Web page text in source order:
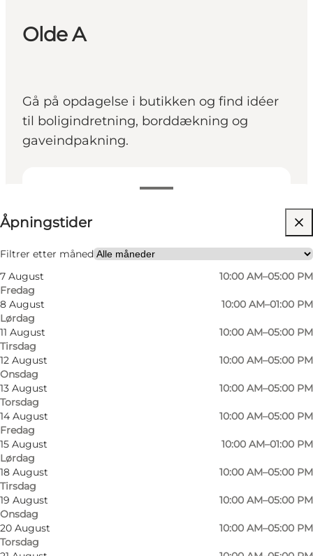
Olde A
Gå på opdagelse i butikken og find idéer
til boligindretning, borddækning og
gaveindpakning.
Åpningstider
Filtrer etter måned
7 August
Fredag
10:00 AM–05:00 PM
8 August
Lørdag
10:00 AM–01:00 PM
11 August
Tirsdag
10:00 AM–05:00 PM
12 August
Onsdag
10:00 AM–05:00 PM
13 August
Torsdag
10:00 AM–05:00 PM
14 August
Fredag
10:00 AM–05:00 PM
15 August
Lørdag
10:00 AM–01:00 PM
18 August
Tirsdag
10:00 AM–05:00 PM
19 August
Onsdag
10:00 AM–05:00 PM
20 August
Torsdag
10:00 AM–05:00 PM
Besøk nettside
Venner, Min partner, Mig selv